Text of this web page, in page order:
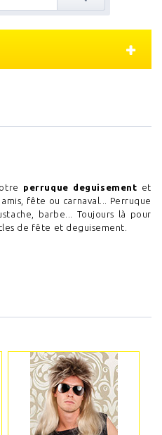
perruque deguisement et
fête ou carnaval... Perruque
barbe... Toujours là pour
de fête et deguisement.